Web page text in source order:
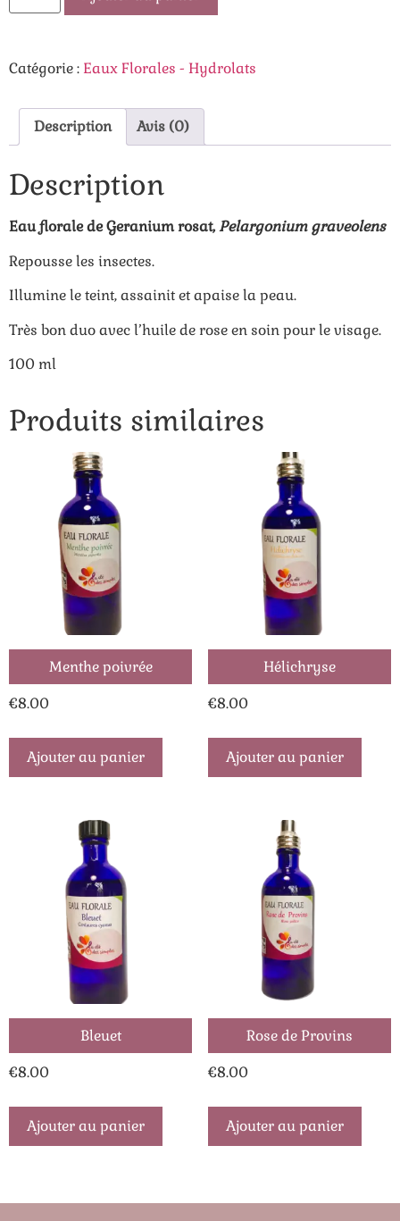
Catégorie : Eaux Florales - Hydrolats
Description Avis (0)
Description
Eau florale de Geranium rosat,Pelargonium graveolens
Repousse les insectes.
Illumine le teint, assainit et apaise la peau.
Très bon duo avec l’huile de rose en soin pour le visage.
100 ml
Produits similaires
Menthe poivrée
€8.00
Ajouter au panier
Hélichryse
€8.00
Ajouter au panier
Bleuet
€8.00
Ajouter au panier
Rose de Provins
€8.00
Ajouter au panier